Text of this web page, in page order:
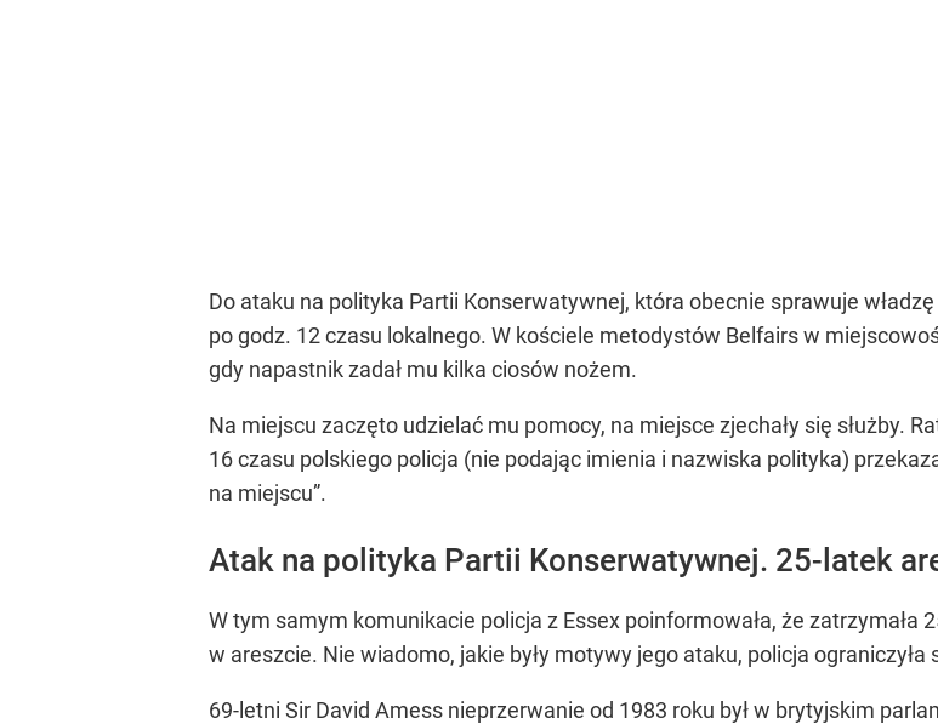
Do ataku na polityka Partii Konserwatywnej, która obecnie sprawuje
po godz. 12 czasu lokalnego. W kościele metodystów Belfairs w
gdy napastnik zadał mu kilka ciosów nożem.
Na miejscu zaczęto udzielać mu pomocy, na miejsce zjechały się służby.
16 czasu polskiego policja (nie podając imienia i nazwiska polityka)
na miejscu”.
Atak na polityka Partii Konserwatywnej. 25-latek
W tym samym komunikacie policja z Essex poinformowała, że
w areszcie. Nie wiadomo, jakie były motywy jego ataku, policja
69-letni Sir David Amess nieprzerwanie od 1983 roku był w brytyjskim